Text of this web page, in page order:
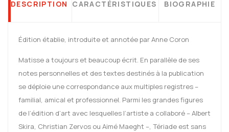
DESCRIPTION CARACTÉRISTIQUES BIOGRAPHIE
Édition établie, introduite et annotée par Anne Coron
Matisse a toujours et beaucoup écrit. En parallèle de ses
notes personnelles et des textes destinés à la publication
se déploie une correspondance aux multiples registres –
familial, amical et professionnel. Parmi les grandes figures
de l’édition d’art avec lesquelles l’artiste a collaboré – Albert
Skira, Christian Zervos ou Aimé Maeght –, Tériade est sans